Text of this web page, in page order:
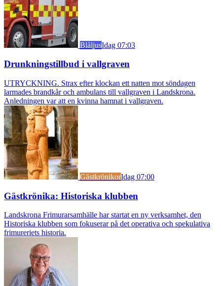
BlåljusIdag 07:03
Drunkningstillbud i vallgraven
UTRYCKNING. Strax efter klockan ett natten mot söndagen
larmades brandkår och ambulans till vallgraven i Landskrona.
Anledningen var att en kvinna hamnat i vallgraven.
GästkrönikorIdag 07:00
Gästkrönika: Historiska klubben
Landskrona Frimurarsamhälle har startat en ny verksamhet, den
Historiska klubben som fokuserar på det operativa och spekulativa
frimureriets historia.